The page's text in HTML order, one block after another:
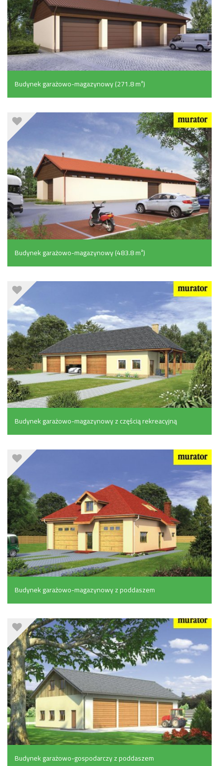
Budynek garażowo-magazynowy (271.8 m²)
Budynek garażowo-magazynowy (483.8 m²)
Budynek garażowo-magazynowy z częścią rekreacyjną
(142.9 m²)
Budynek garażowo-magazynowy z poddaszem
gospodarczym (225.3 m²)
Budynek garażowo-gospodarczy z poddaszem